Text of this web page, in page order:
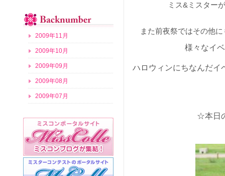
ミス&ミスター
また前夜祭ではその他に
様々なイ
ハロウィンにちなんだイ
☆本日
2009年11月
2009年10月
2009年09月
2009年08月
2009年07月